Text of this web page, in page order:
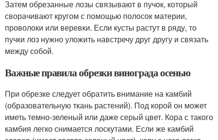
Затем обрезанные лозы связывают в пучок, который
сворачивают кругом с помощью полосок материи,
проволоки или веревки. Если кусты растут в ряду, то
пучки лоз нужно уложить навстречу друг другу и связать
между собой.
Важные правила обрезки винограда осенью
При обрезке следует обратить внимание на камбий
(образовательную ткань растений). Под корой он может
иметь темно-зеленый или даже серый цвет. Кора с такого
камбия легко снимается лоскутами. Если же камбий